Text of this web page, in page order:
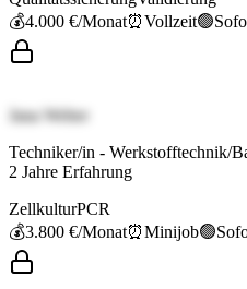
💰4.000 €/Monat⏰Vollzeit🟢
Jana Weber
Techniker/in - Werkstofftechnik/
2 Jahre Erfahrung
ZellkulturPCR
💰3.800 €/Monat⏰Minijob🟢